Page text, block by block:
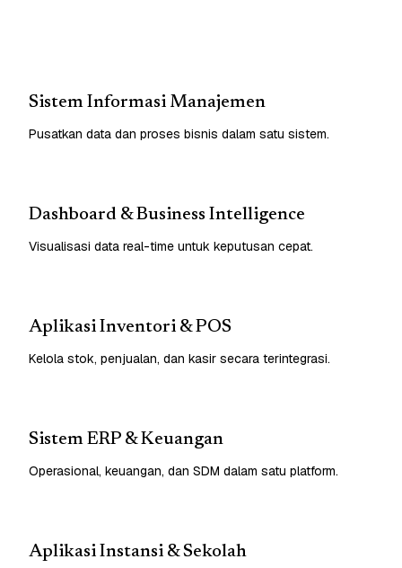
Sistem Informasi Manajemen
Pusatkan data dan proses bisnis dalam satu sistem.
Dashboard & Business Intelligence
Visualisasi data real-time untuk keputusan cepat.
Aplikasi Inventori & POS
Kelola stok, penjualan, dan kasir secara terintegrasi.
Sistem ERP & Keuangan
Operasional, keuangan, dan SDM dalam satu platform.
Aplikasi Instansi & Sekolah